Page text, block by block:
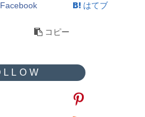
Facebook はてブ
コピー